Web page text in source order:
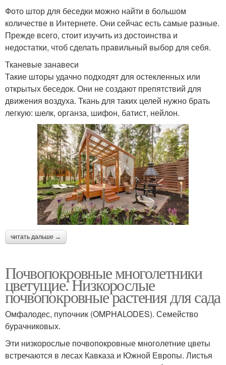
Фото штор для беседки можно найти в большом
количестве в Интернете. Они сейчас есть самые разные.
Прежде всего, стоит изучить из достоинства и
недостатки, чтоб сделать правильный выбор для себя.
Тканевые занавеси
Такие шторы удачно подходят для остекленных или
открытых беседок. Они не создают препятствий для
движения воздуха. Ткань для таких целей нужно брать
легкую: шелк, органза, шифон, батист, нейлон.
читать дальше →
Почвопокровные многолетники
цветущие. Низкорослые
почвопокровные растения для сада
Омфалодес, пупочник (OMPHALODES). Семейство
бурачниковых.
Эти низкорослые почвопокровные многолетние цветы
встречаются в лесах Кавказа и Южной Европы. Листья